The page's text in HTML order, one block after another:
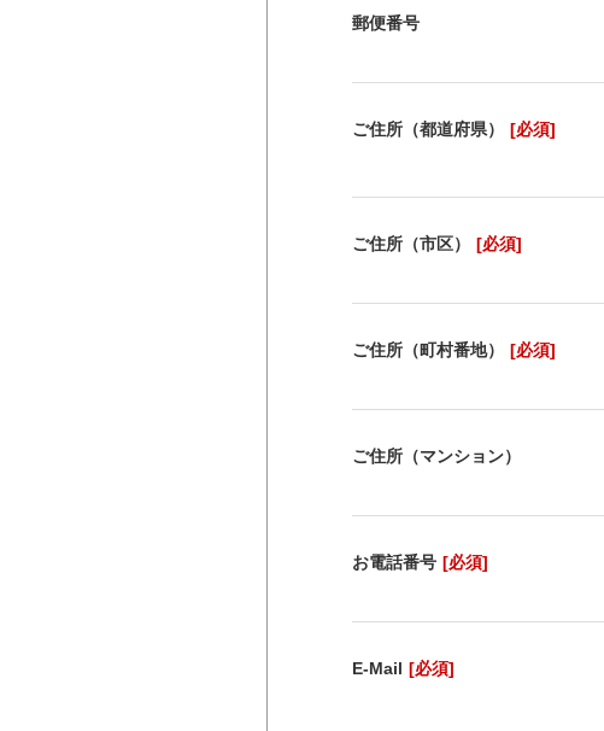
郵便番号
ご住所（都道府県） [必須]
ご住所（市区） [必須]
ご住所（町村番地） [必須]
ご住所（マンション）
お電話番号 [必須]
E-Mail [必須]